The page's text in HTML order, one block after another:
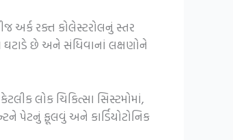
અર્ક રક્ત કોલેસ્ટરોલનું સ્તર
ઘટાડે છે અને સંધિવાનાં લક્ષણોને
લોક ચિકિત્સા સિસ્ટમોમાં,
પેટનું ફૂલવું અને કાર્ડિયોટોનિક